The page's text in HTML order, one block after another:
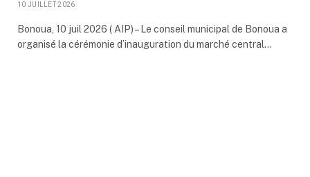
10 JUILLET 2026
Bonoua, 10 juil 2026 ( AIP) – Le conseil municipal de Bonoua a
organisé la cérémonie d’inauguration du marché central…